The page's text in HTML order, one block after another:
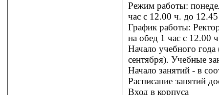
Режим работы:
час с 12.00 ч. до
График работы:
на обед 1 час с 12.00
Начало учебного
сентября). Учебные
Начало занятий - в
Расписание занятий
Вход в корпуса